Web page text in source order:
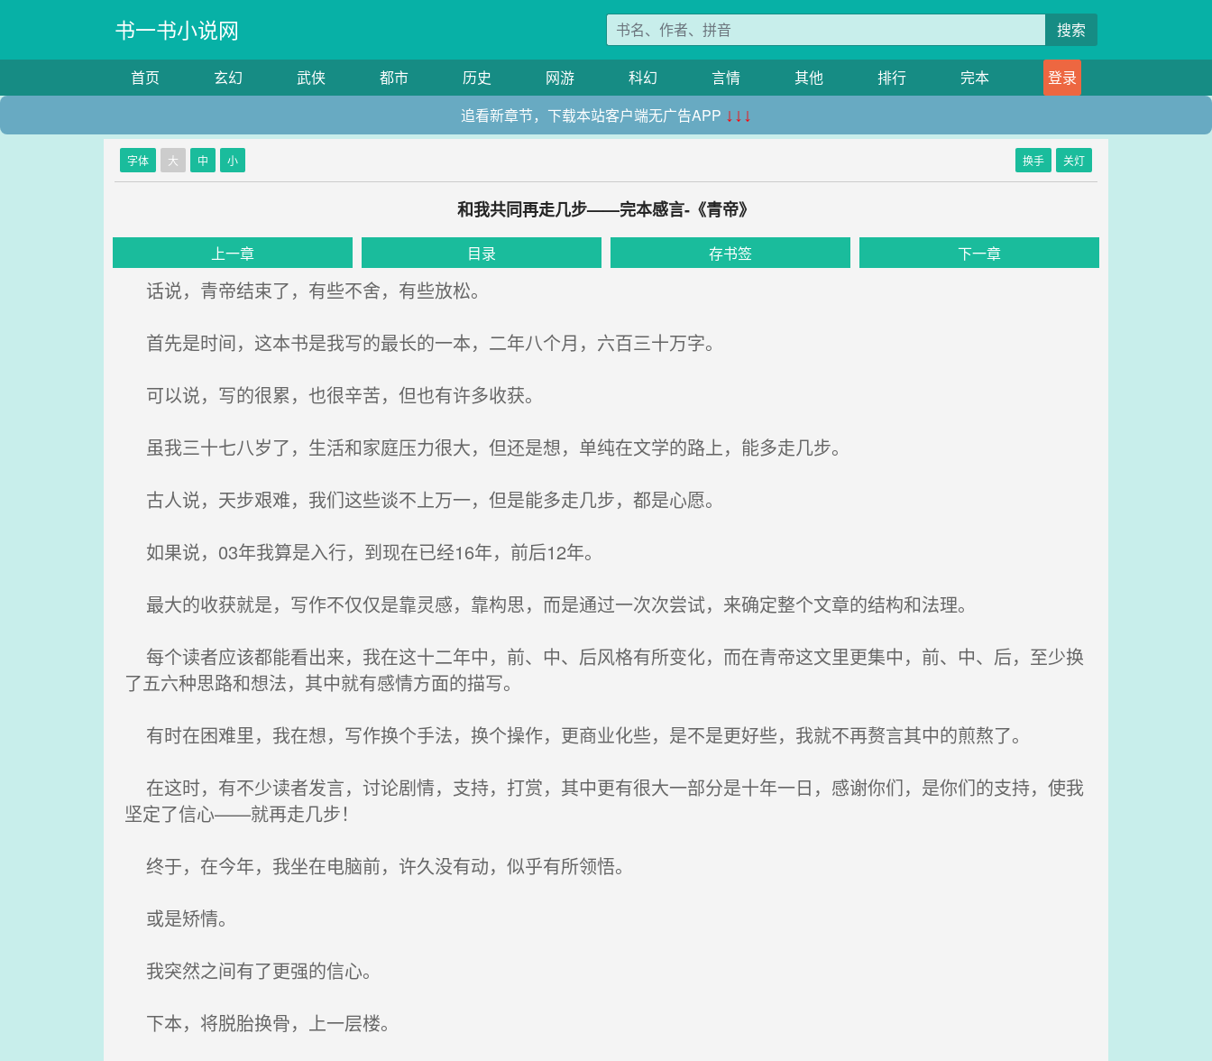
书一书小说网 搜索
首页 玄幻 武侠 都市 历史 网游 科幻 言情 其他 排行 完本
登录
追看新章节，下载本站客户端无广告APP ↓↓↓
字体 大 中 小 换手 关灯
和我共同再走几步——完本感言-《青帝》
上一章 目录 存书签 下一章
话说，青帝结束了，有些不舍，有些放松。
首先是时间，这本书是我写的最长的一本，二年八个月，六百三十万字。
可以说，写的很累，也很辛苦，但也有许多收获。
虽我三十七八岁了，生活和家庭压力很大，但还是想，单纯在文学的路上，能多走几步。
古人说，天步艰难，我们这些谈不上万一，但是能多走几步，都是心愿。
如果说，03年我算是入行，到现在已经16年，前后12年。
最大的收获就是，写作不仅仅是靠灵感，靠构思，而是通过一次次尝试，来确定整个文章的结构和法理。
每个读者应该都能看出来，我在这十二年中，前、中、后风格有所变化，而在青帝这文里更集中，前、中、后，至少换
了五六种思路和想法，其中就有感情方面的描写。
有时在困难里，我在想，写作换个手法，换个操作，更商业化些，是不是更好些，我就不再赘言其中的煎熬了。
在这时，有不少读者发言，讨论剧情，支持，打赏，其中更有很大一部分是十年一日，感谢你们，是你们的支持，使我
坚定了信心——就再走几步！
终于，在今年，我坐在电脑前，许久没有动，似乎有所领悟。
或是矫情。
我突然之间有了更强的信心。
下本，将脱胎换骨，上一层楼。